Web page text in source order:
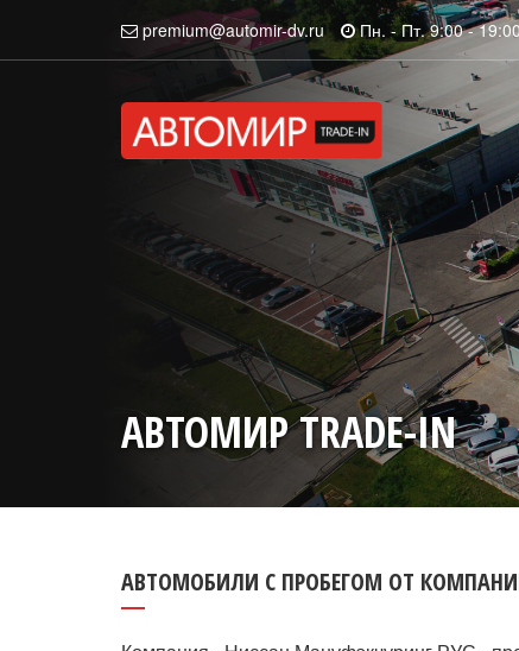
premium@automir-dv.ru Пн. - Пт. 9:00 -
АВТОМИР TRADE-IN
АВТОМОБИЛИ С ПРОБЕГОМ ОТ